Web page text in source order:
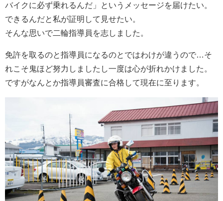
バイクに必ず乗れるんだ」というメッセージを届けたい。
できるんだと私が証明して見せたい。
そんな思いで二輪指導員を志しました。
免許を取るのと指導員になるのとではわけが違うので…そ
れこそ鬼ほど努力しましたし一度は心が折れかけました。
ですがなんとか指導員審査に合格して現在に至ります。